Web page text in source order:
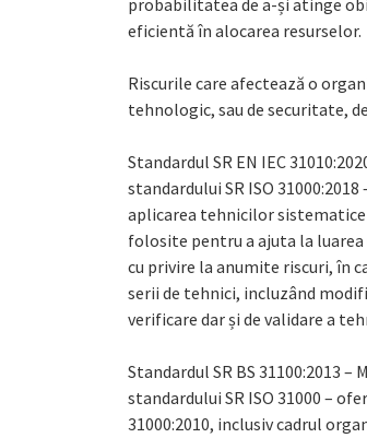
probabilitatea de a-și atinge
eficientă în alocarea resurselor.
Riscurile care afectează o
tehnologic, sau de securitate,
Standardul SR EN IEC
standardului SR ISO
aplicarea tehnicilor
folosite pentru a ajuta la
cu privire la anumite riscuri, în
serii de tehnici, incluzând
verificare dar și de validare a
Standardul SR BS 31100:2013
standardului SR ISO 31000 –
31000:2010, inclusiv cadrul